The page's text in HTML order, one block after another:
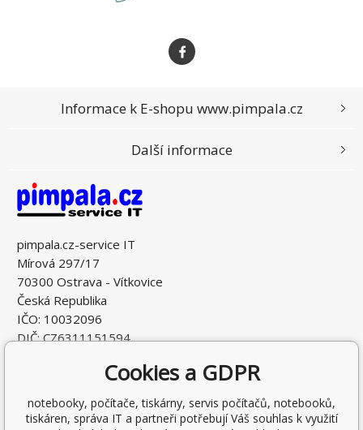
pimpala.cz-service IT
Mírová 297/17
70300 Ostrava - Vítkovice
Česká Republika
IČO: 10032096
DIČ: CZ6311151594
Informace k E-shopu www.pimpala.cz
Další informace
Cookies a GDPR
notebooky, počítače, tiskárny, servis počítačů, notebooků,
tiskáren, správa IT a partneři potřebují Váš souhlas k využití